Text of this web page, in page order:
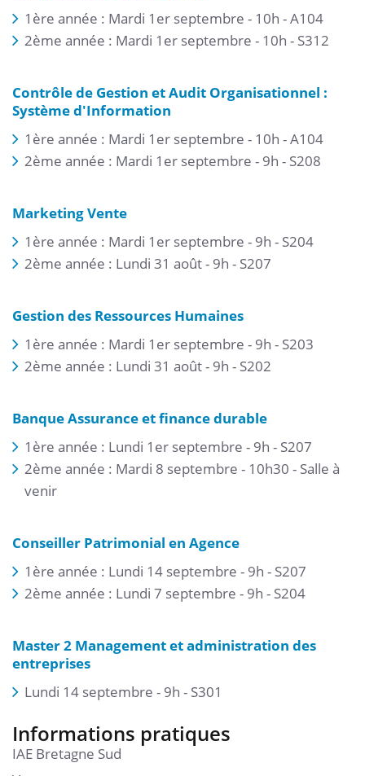
1ère année : Mardi 1er septembre - 10h - A104
2ème année : Mardi 1er septembre - 10h - S312
Contrôle de Gestion et Audit Organisationnel :
Système d'Information
1ère année : Mardi 1er septembre - 10h - A104
2ème année : Mardi 1er septembre - 9h - S208
Marketing Vente
1ère année : Mardi 1er septembre - 9h - S204
2ème année : Lundi 31 août - 9h - S207
Gestion des Ressources Humaines
1ère année : Mardi 1er septembre - 9h - S203
2ème année : Lundi 31 août - 9h - S202
Banque Assurance et finance durable
1ère année : Lundi 1er septembre - 9h - S207
2ème année : Mardi 8 septembre - 10h30 - Salle à
venir
Conseiller Patrimonial en Agence
1ère année : Lundi 14 septembre - 9h - S207
2ème année : Lundi 7 septembre - 9h - S204
Master 2 Management et administration des
entreprises
Lundi 14 septembre - 9h - S301
Informations pratiques
IAE Bretagne Sud